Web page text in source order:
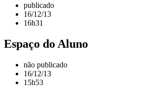
publicado
16/12/13
16h31
Espaço do Aluno
não publicado
16/12/13
15h53